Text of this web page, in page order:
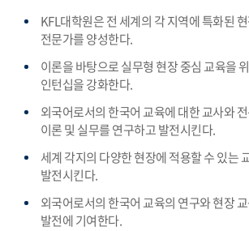
KFL대학원은 전 세계의 각 지역에 특화된
전문가를 양성한다.
이론을 바탕으로 실무형 현장 중심 교육을
인턴십을 강화한다.
외국어로서의 한국어 교육에 대한 교사와
이론 및 실무를 연구하고 발전시킨다.
세계 각지의 다양한 현장에 적용할 수 있는
발전시킨다.
외국어로서의 한국어 교육의 연구와 현장
발전에 기여한다.